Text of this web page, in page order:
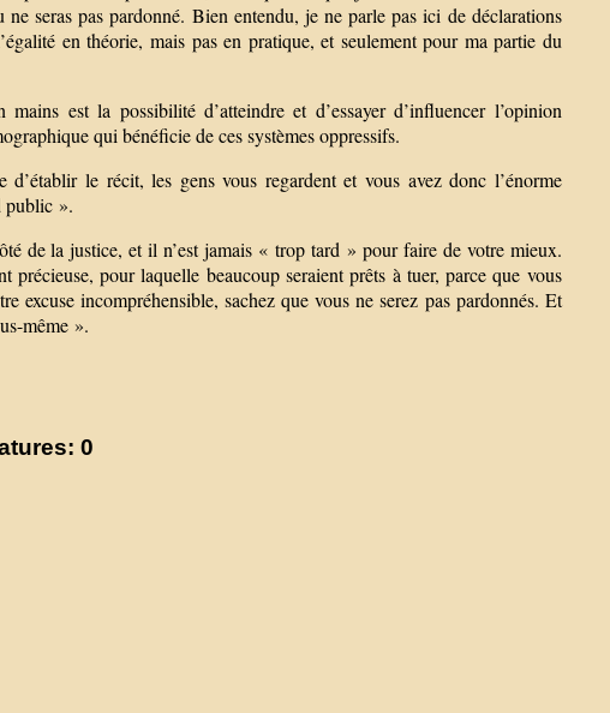
seras pas pardonné. Bien entendu, je ne parle pas ici de déclarations
en théorie, mais pas en pratique, et seulement pour ma partie du
est la possibilité d’atteindre et d’essayer d’influencer l’opinion
qui bénéficie de ces systèmes oppressifs.
le récit, les gens vous regardent et vous avez donc l’énorme
public ».
de la justice, et il n’est jamais « trop tard » pour faire de votre mieux.
pour laquelle beaucoup seraient prêts à tuer, parce que vous
excuse incompréhensible, sachez que vous ne serez pas pardonnés. Et
même ».
0